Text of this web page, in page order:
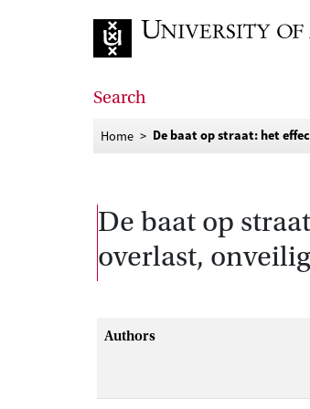
Search
Home De baat op straat: het
De baat op
overlast,
Authors